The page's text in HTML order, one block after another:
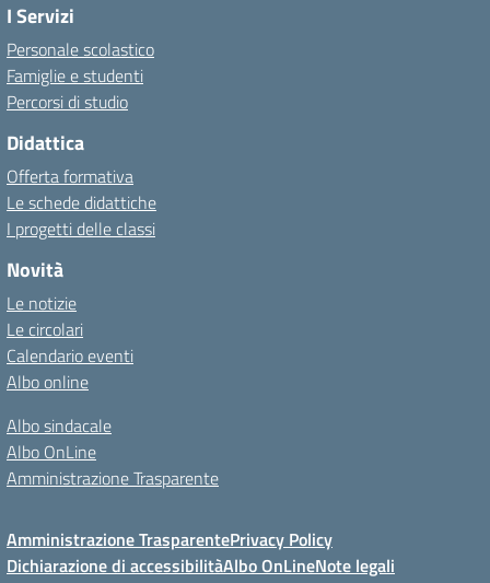
I Servizi
Personale scolastico
Famiglie e studenti
Percorsi di studio
Didattica
Offerta formativa
Le schede didattiche
I progetti delle classi
Novità
Le notizie
Le circolari
Calendario eventi
Albo online
Albo sindacale
Albo OnLine
Amministrazione Trasparente
Amministrazione TrasparentePrivacy Policy
Dichiarazione di accessibilitàAlbo OnLineNote legali